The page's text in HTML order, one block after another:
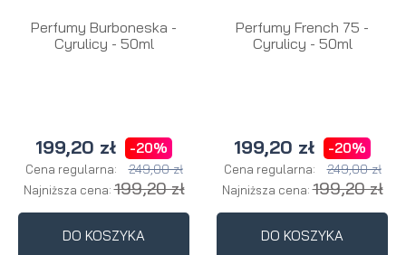
Perfumy Burboneska -
Cyrulicy - 50ml
199,20 zł -20%
Cena regularna: 249,00 zł
Najniższa cena:199,20 zł
DO KOSZYKA
Perfumy French 75 -
Cyrulicy - 50ml
199,20 zł -20%
Cena regularna: 249,00 zł
Najniższa cena:199,20 zł
DO KOSZYKA